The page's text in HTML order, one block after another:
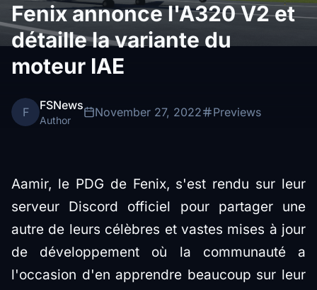
Fenix annonce l'A320 V2 et
détaille la variante du
moteur IAE
F FSNews
Author
November 27, 2022 Previews
Aamir, le PDG de Fenix, s'est rendu sur leur
serveur Discord officiel pour partager une
autre de leurs célèbres et vastes mises à jour
de développement où la communauté a
l'occasion d'en apprendre beaucoup sur leur